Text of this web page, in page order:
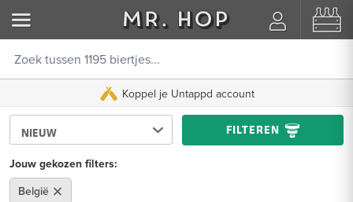
Koppel je Untappd account
FILTEREN
Jouw gekozen filters:
België